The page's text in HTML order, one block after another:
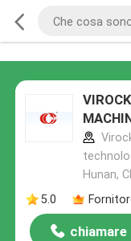
Hunan,
5.0
chiamare